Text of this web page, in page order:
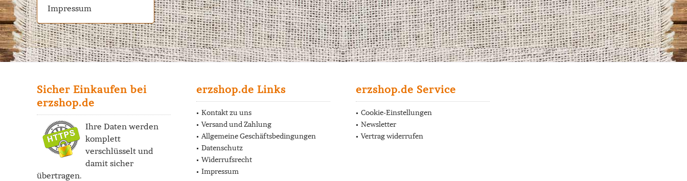
Impressum
Sicher Einkaufen bei
erzshop.de
Ihre Daten werden
komplett
verschlüsselt und
damit sicher
übertragen.
erzshop.de Links
Kontakt zu uns
Versand und Zahlung
Allgemeine Geschäftsbedingungen
Datenschutz
Widerrufsrecht
Impressum
erzshop.de Service
Cookie-Einstellungen
Newsletter
Vertrag widerrufen